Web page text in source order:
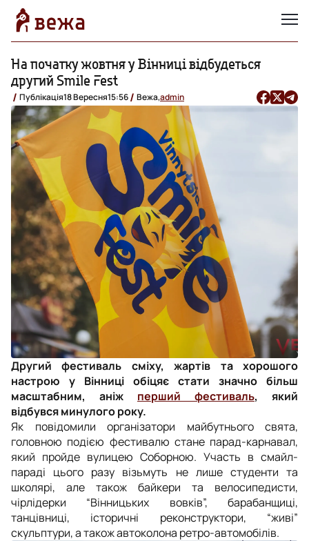
На початку жовтня у Вінниці відбудеться
другий Smile Fest
Публікація18 Вересня15:56 Вежа,admin
Другий фестиваль сміху, жартів та хорошого
настрою у Вінниці обіцяє стати значно більш
масштабним, аніж перший фестиваль, який
відбувся минулого року.
Як повідомили організатори майбутнього свята,
головною подією фестивалю стане парад-карнавал,
який пройде вулицею Соборною. Участь в смайл-
параді цього разу візьмуть не лише студенти та
школярі, але також байкери та велосипедисти,
чірлідерки “Вінницьких вовків”, барабанщиці,
танцівниці, історичні реконструктори, “живі”
скульптури, а також автоколона ретро-автомобілів.